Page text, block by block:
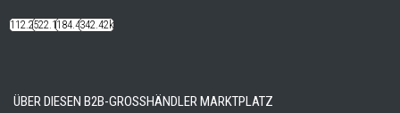
112.22k522.14k184.48k342.42k
ÜBER DIESEN B2B-GROSSHÄNDLER MARKTPLATZ